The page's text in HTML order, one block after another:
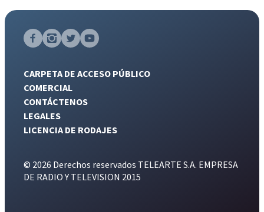
CARPETA DE ACCESO PÚBLICO
COMERCIAL
CONTÁCTENOS
LEGALES
LICENCIA DE RODAJES
© 2026 Derechos reservados TELEARTE S.A. EMPRESA
DE RADIO Y TELEVISION 2015